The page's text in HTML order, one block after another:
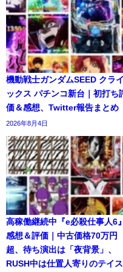
機動戦士ガンダムSEED クラ
ックス パチンコ新台｜初打ち
価＆感想、Twitter報告まとめ
2026年8月4日
高稼働継続中『e必殺仕事人6』
感想＆評価｜中古価格70万円
超、待ち演出は「夜背景」、
RUSH中は仕置人寄りのテイ